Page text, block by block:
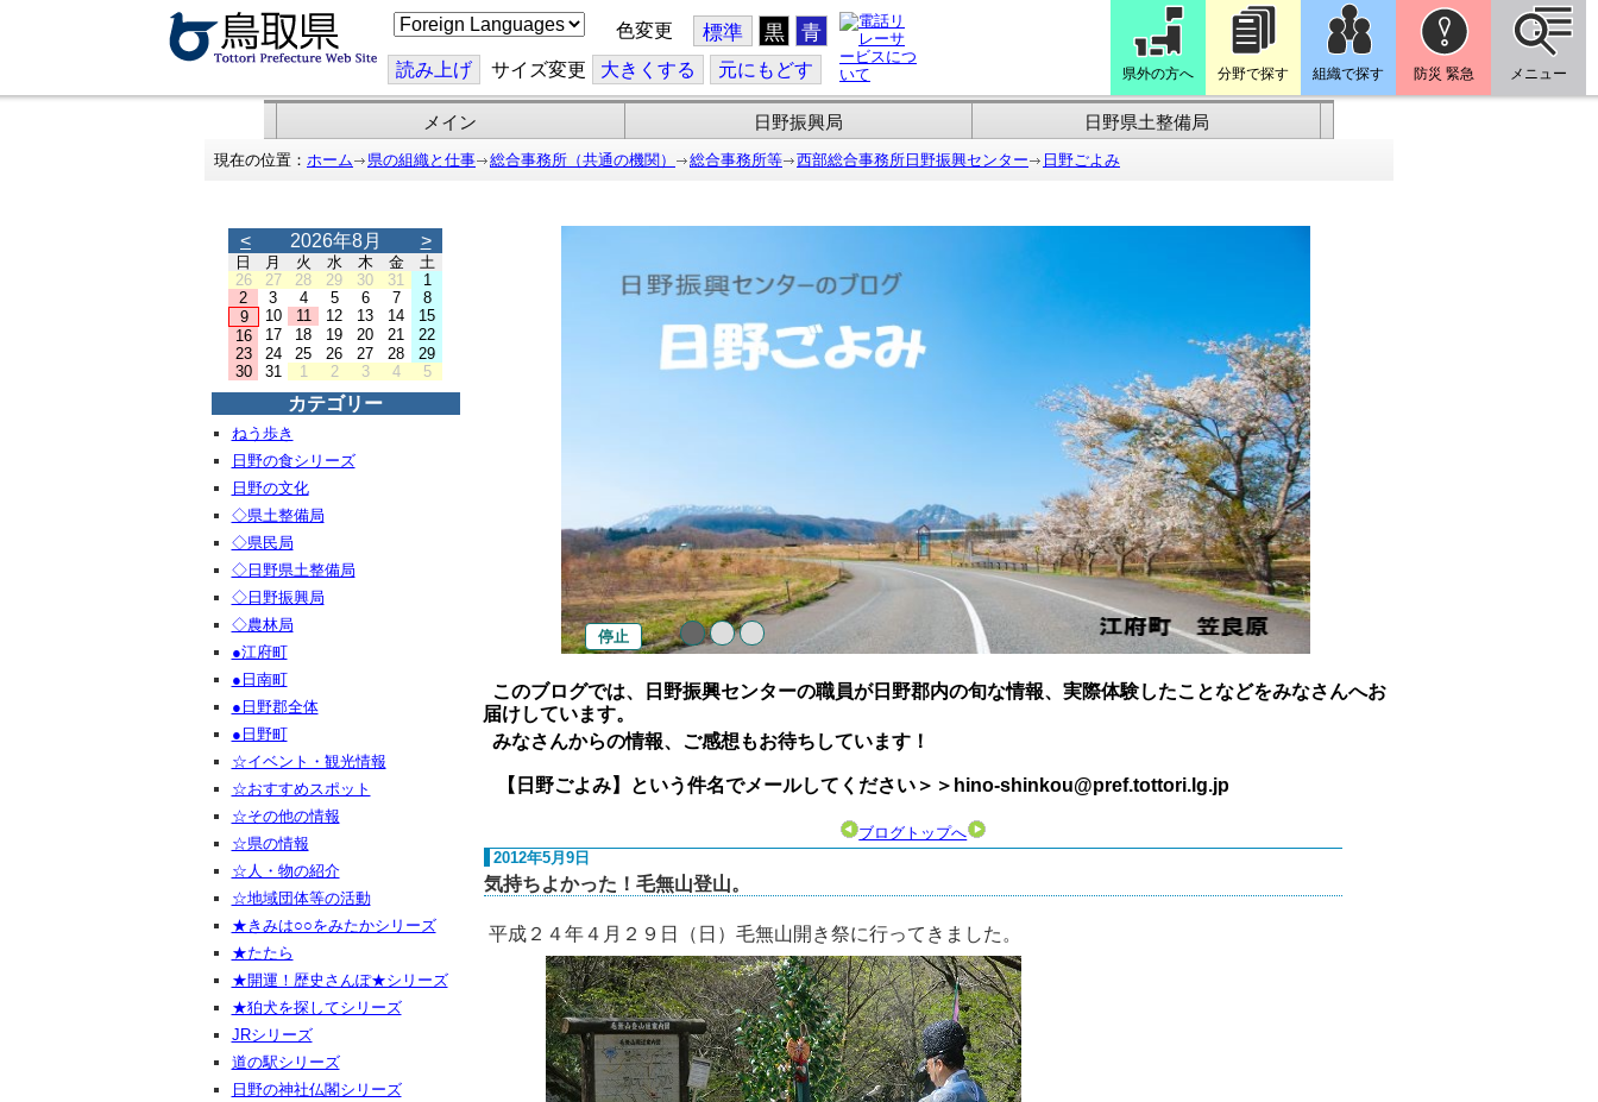
こ
の
ジ
を
訳
す
色変更 標準 黒 青
読み上げ サイズ変更 大きくする 元にもどす 県外の方へ 分野で探す 組織で探す 防災 緊急 メニュー
メイン 日野振興局 日野県土整備局
現在の位置： ホーム 県の組織と仕事 総合事務所（共通の機関） 総合事務所等 西部総合事務所日野振興センター 日野ごよみ
< 2026年8月 >
日 月 火 水 木 金
土
26
27 28 29 30 31
1
2
3 4 5 6 7
8
9
10 11 12 13 14
15
16
17 18 19 20 21
22
23
24 25 26 27 28
29
30
31 1 2 3 4 5
カテゴリー
ねう歩き
日野の食シリーズ
日野の文化
◇県土整備局
◇県民局
◇日野県土整備局
◇日野振興局
◇農林局
●江府町
●日南町
●日野郡全体
●日野町
☆イベント・観光情報
☆おすすめスポット
☆その他の情報
☆県の情報
☆人・物の紹介
☆地域団体等の活動
★きみは○○をみたかシリーズ
★たたら
★開運！歴史さんぽ★シリーズ
★狛犬を探してシリーズ
JRシリーズ
道の駅シリーズ
日野の神社仏閣シリーズ
停止
このブログでは、日野振興センターの職員が日野郡内の旬な情報、実際体験したことなどをみなさんへお
届けしています。
みなさんからの情報、ご感想もお待ちしています！
【日野ごよみ】という件名でメールしてください＞＞hino-shinkou@pref.tottori.lg.jp
ブログトップへ
2012年5月9日
気持ちよかった！毛無山登山。
平成２４年４月２９日（日）毛無山開き祭に行ってきました。